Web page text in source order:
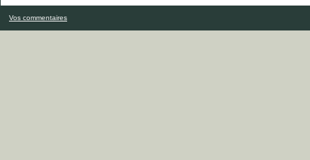
Vos commentaires